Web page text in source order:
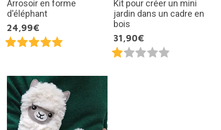
Arrosoir en forme
d'éléphant
24,99€
Kit pour créer un mini
jardin dans un cadre en
bois
31,90€